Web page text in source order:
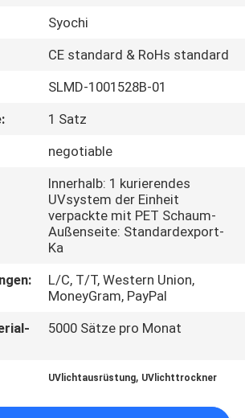
Syochi
CE standard & RoHs standard
SLMD-1001528B-01
1 Satz
negotiable
Innerhalb: 1 kurierendes
UVsystem der Einheit
verpackte mit PET Schaum-
Außenseite: Standardexport-
Ka
L/C, T/T, Western Union,
MoneyGram, PayPal
5000 Sätze pro Monat
UVlichtausrüstung, UVlichttrockner